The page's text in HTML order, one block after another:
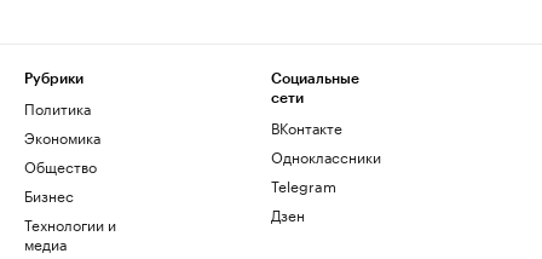
Рубрики
Политика
Экономика
Общество
Бизнес
Технологии и
медиа
Социальные
сети
ВКонтакте
Одноклассники
Telegram
Дзен